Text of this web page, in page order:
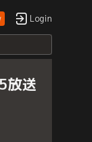
Login
放送